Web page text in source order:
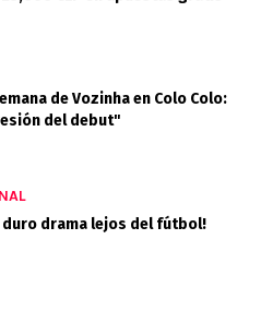
de Vozinha en Colo Colo:
del debut"
duro drama lejos del fútbol!